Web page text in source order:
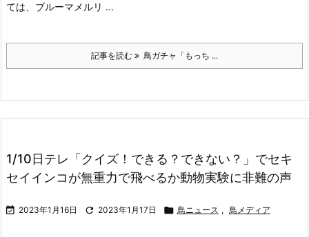
ては、ブルーマメルリ ...
記事を読む 鳥ガチャ「もっち ...
1/10日テレ「クイズ！できる？できない？」でセキ
セイインコが無重力で飛べるか動物実験に非難の声
 2023年1月16日  2023年1月17日  鳥ニュース , 鳥メディア